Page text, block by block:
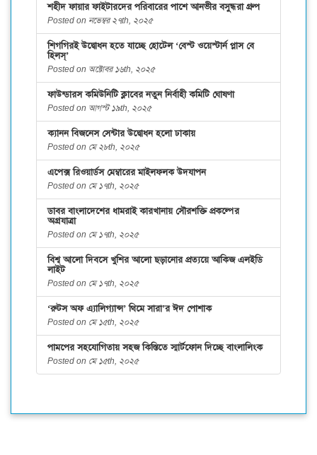
শহীদ ফায়ার ফাইটারদের পরিবারের পাশে আনভীর বসুন্ধরা গ্রুপ
Posted on নভেম্বর ২৭th, ২০২৫
শিগগিরই উদ্বোধন হতে যাচ্ছে হোটেল ‘বেস্ট ওয়েস্টার্ন প্লাস বে
হিলস্’
Posted on অক্টোবর ১৬th, ২০২৫
ফাউন্ডারস কমিউনিটি ক্লাবের নতুন নির্বাহী কমিটি ঘোষণা
Posted on আগস্ট ১৯th, ২০২৫
ক্যানন বিজনেস সেন্টার উদ্বোধন হলো ঢাকায়
Posted on মে ২৮th, ২০২৫
এপেক্স রিওয়ার্ডস মেম্বারের মাইলফলক উদযাপন
Posted on মে ১৭th, ২০২৫
ডাবর বাংলাদেশের ধামরাই কারখানায় সৌরশক্তি প্রকল্পের
অগ্রযাত্রা
Posted on মে ১৭th, ২০২৫
বিশ্ব আলো দিবসে খুশির আলো ছড়ানোর প্রত্যয়ে আকিজ এলইডি
লাইট
Posted on মে ১৭th, ২০২৫
‘রুটস অফ এ্যালিগ্যান্স’ থিমে সারা’র ঈদ পোশাক
Posted on মে ১৫th, ২০২৫
পামপের সহযোগিতায় সহজ কিস্তিতে স্মার্টফোন দিচ্ছে বাংলালিংক
Posted on মে ১৫th, ২০২৫